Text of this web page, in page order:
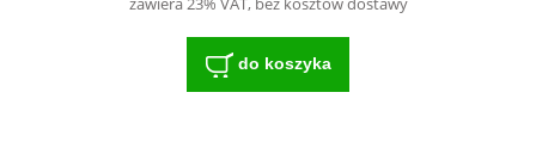
do koszyka